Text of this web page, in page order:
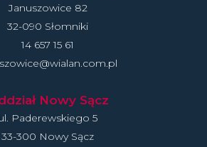
Januszowice 82
32-090 Słomniki
14 657 15 61
Nowy Sącz
Paderewskiego 5
33-300 Nowy Sącz